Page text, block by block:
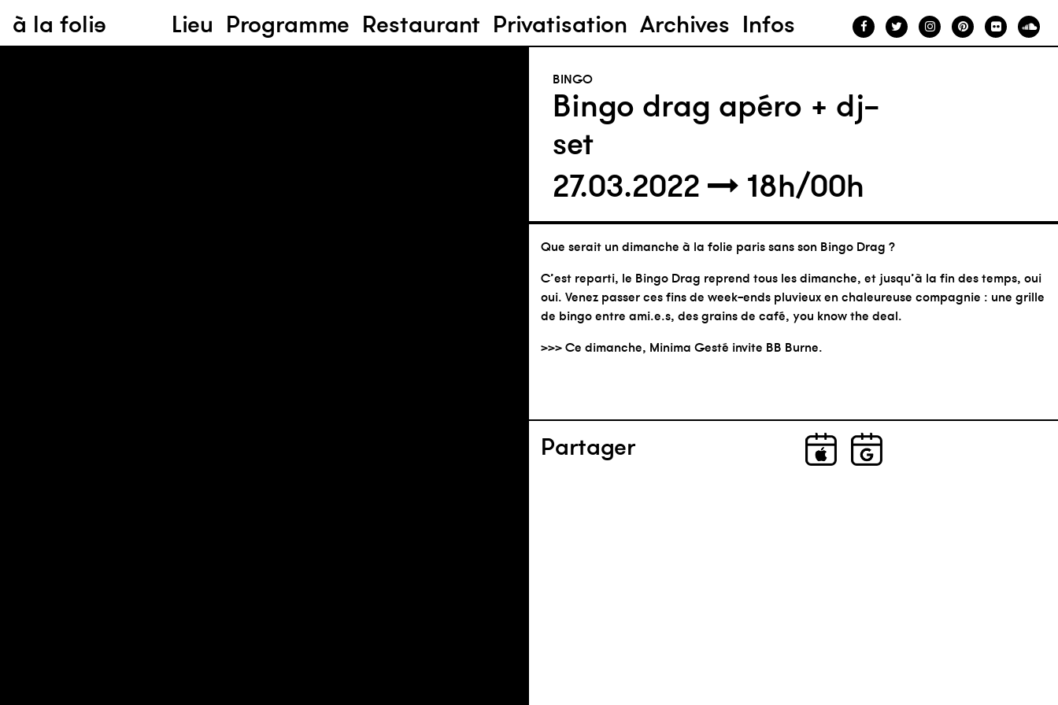
à la folie Lieu Programme Restaurant Privatisation Archives Infos
Bingo drag apéro + dj-
set
BINGO
27.03.2022 18h/00h
Que serait un dimanche à la folie paris sans son Bingo Drag ?
C’est reparti, le Bingo Drag reprend tous les dimanche, et jusqu’à la fin des temps, oui
oui. Venez passer ces fins de week-ends pluvieux en chaleureuse compagnie : une grille
de bingo entre ami.e.s, des grains de café, you know the deal.
>>> Ce dimanche, Minima Gesté invite BB Burne.
Partager